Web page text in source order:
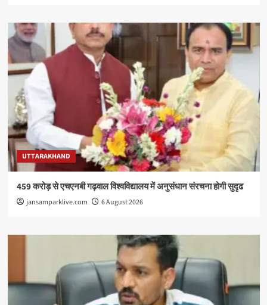
UTTARAKHAND
459 करोड़ से एचएनबी गढ़वाल विश्वविद्यालय में अनुसंधान संरचना होगी सुदृढ
jansamparklive.com 6 August 2026